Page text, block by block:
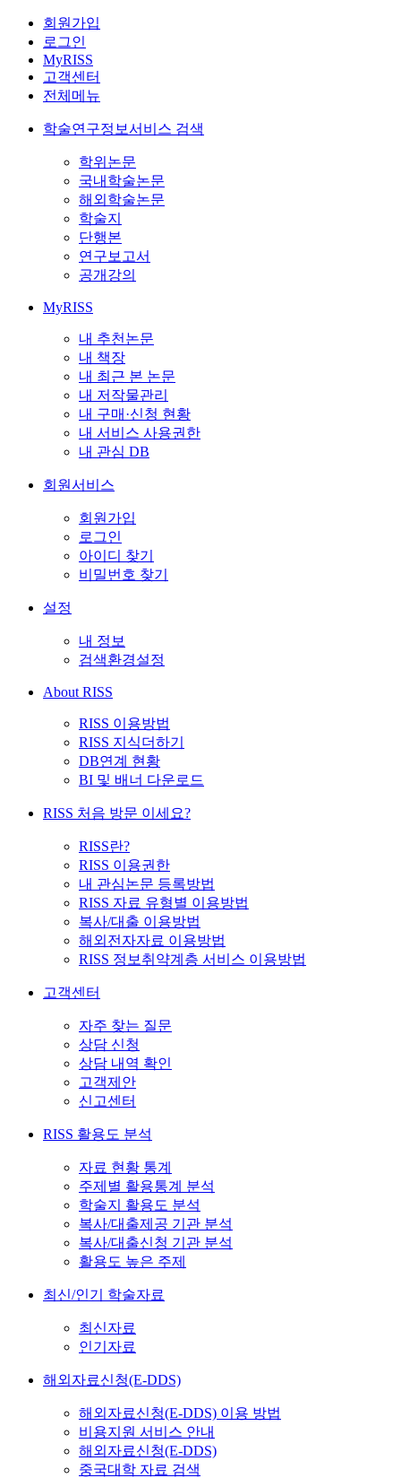
회원가입
로그인
MyRISS
고객센터
전체메뉴
학술연구정보서비스 검색
학위논문
국내학술논문
해외학술논문
학술지
단행본
연구보고서
공개강의
MyRISS
내 추천논문
내 책장
내 최근 본 논문
내 저작물관리
내 구매·신청 현황
내 서비스 사용권한
내 관심 DB
회원서비스
회원가입
로그인
아이디 찾기
비밀번호 찾기
설정
내 정보
검색환경설정
About RISS
RISS 이용방법
RISS 지식더하기
DB연계 현황
BI 및 배너 다운로드
RISS 처음 방문 이세요?
RISS란?
RISS 이용권한
내 관심논문 등록방법
RISS 자료 유형별 이용방법
복사/대출 이용방법
해외전자자료 이용방법
RISS 정보취약계층 서비스 이용방법
고객센터
자주 찾는 질문
상담 신청
상담 내역 확인
고객제안
신고센터
RISS 활용도 분석
자료 현황 통계
주제별 활용통계 분석
학술지 활용도 분석
복사/대출제공 기관 분석
복사/대출신청 기관 분석
활용도 높은 주제
최신/인기 학술자료
최신자료
인기자료
해외자료신청(E-DDS)
해외자료신청(E-DDS) 이용 방법
비용지원 서비스 안내
해외자료신청(E-DDS)
중국대학 자료 검색